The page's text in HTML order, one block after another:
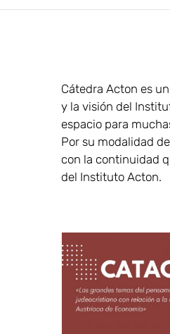
Cátedra Acton es
y la visión del
espacio para
Por su modalidad
con la continuidad
del Instituto Acton.